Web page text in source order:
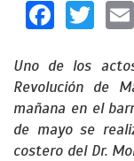
Uno de los
Revolución de
mañana en el
de mayo se
costero del Dr.